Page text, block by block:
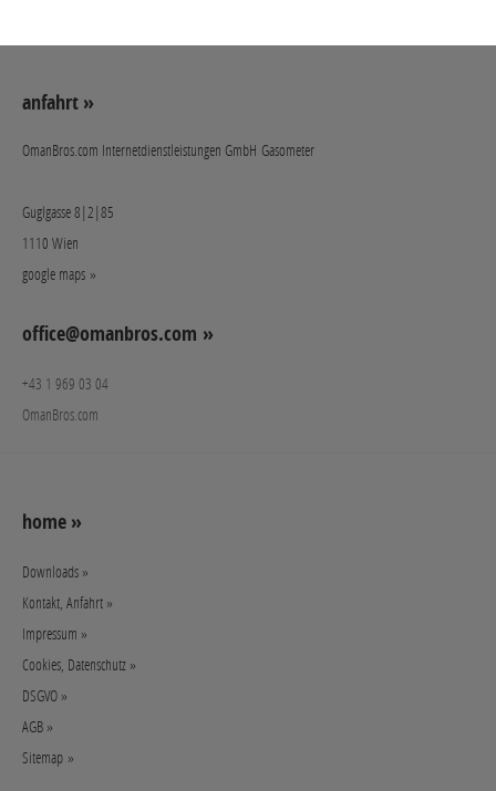
anfahrt »
OmanBros.com Internetdienstleistungen GmbH Gasometer
Guglgasse 8|2|85
1110 Wien
google maps »
office@omanbros.com »
+43 1 969 03 04
OmanBros.com
home »
Downloads »
Kontakt, Anfahrt »
Impressum »
Cookies, Datenschutz »
DSGVO »
AGB »
Sitemap »